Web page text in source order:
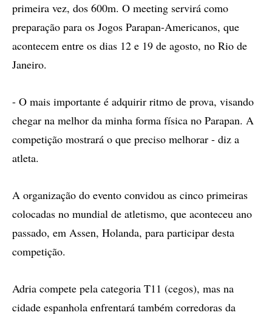
primeira vez, dos 600m. O meeting servirá como
preparação para os Jogos Parapan-Americanos, que
acontecem entre os dias 12 e 19 de agosto, no Rio de
Janeiro.
- O mais importante é adquirir ritmo de prova, visando
chegar na melhor da minha forma física no Parapan. A
competição mostrará o que preciso melhorar - diz a
atleta.
A organização do evento convidou as cinco primeiras
colocadas no mundial de atletismo, que aconteceu ano
passado, em Assen, Holanda, para participar desta
competição.
Adria compete pela categoria T11 (cegos), mas na
cidade espanhola enfrentará também corredoras da